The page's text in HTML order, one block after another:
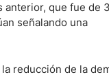
que fue de
señalando una
reducción de la